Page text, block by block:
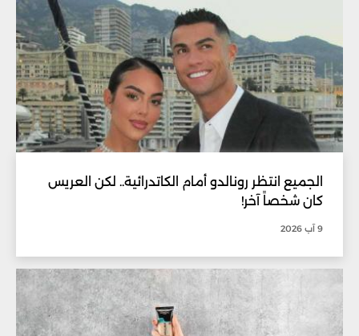
الجميع انتظر رونالدو أمام الكاتدرائية.. لكن العريس
كان شخصاً آخر!
9 آب 2026